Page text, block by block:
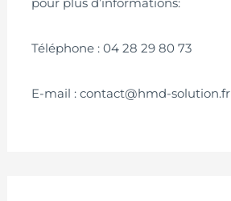
Téléphone : 04 28 29 80 73
E-mail : contact@hmd-solution.fr